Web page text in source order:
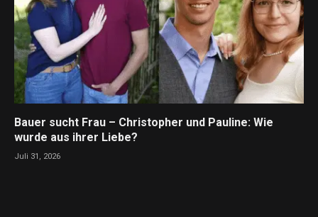
Bauer sucht Frau – Christopher und Pauline: Wie
wurde aus ihrer Liebe?
Juli 31, 2026